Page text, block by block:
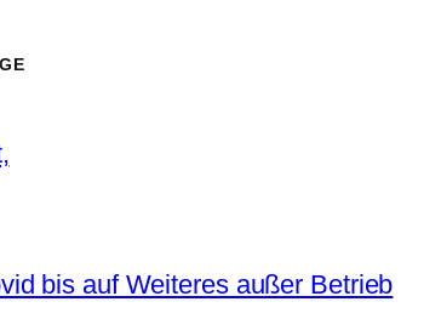
bis auf Weiteres außer Betrieb